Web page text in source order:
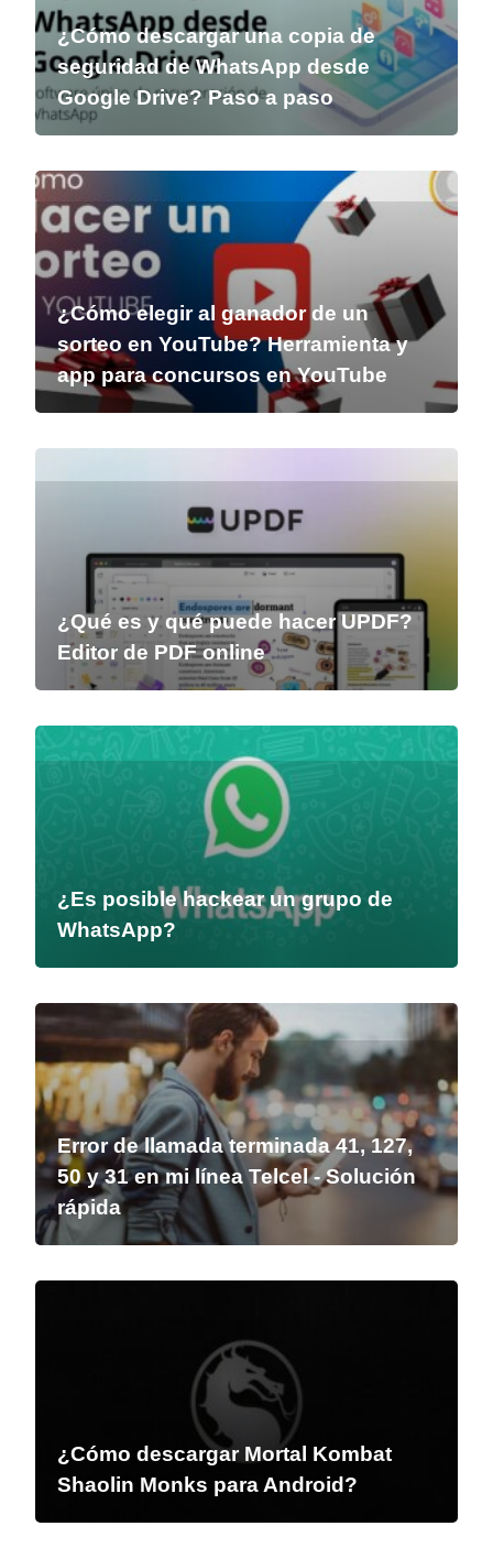
¿Cómo descargar una copia de
seguridad de WhatsApp desde
Google Drive? Paso a paso
¿Cómo elegir al ganador de un
sorteo en YouTube? Herramienta y
app para concursos en YouTube
¿Qué es y qué puede hacer UPDF?
Editor de PDF online
¿Es posible hackear un grupo de
WhatsApp?
Error de llamada terminada 41, 127,
50 y 31 en mi línea Telcel - Solución
rápida
¿Cómo descargar Mortal Kombat
Shaolin Monks para Android?